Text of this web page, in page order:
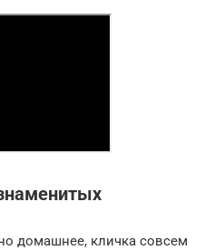
домашнее, кличка совсем